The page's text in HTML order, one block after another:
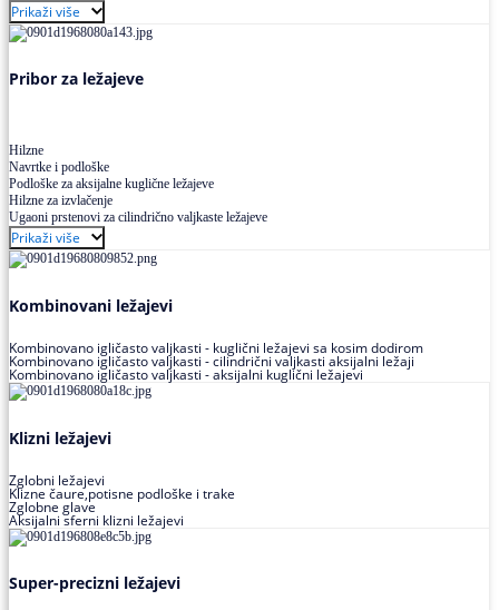
Prikaži više
Pribor za ležajeve
Hilzne
Navrtke i podloške
Podloške za aksijalne kuglične ležajeve
Hilzne za izvlačenje
Ugaoni prstenovi za cilindrično valjkaste ležajeve
Prikaži više
Kombinovani ležajevi
Kombinovano igličasto valjkasti - kuglični ležajevi sa kosim dodirom
Kombinovano igličasto valjkasti - cilindrični valjkasti aksijalni ležaji
Kombinovano igličasto valjkasti - aksijalni kuglični ležajevi
Klizni ležajevi
Zglobni ležajevi
Klizne čaure,potisne podloške i trake
Zglobne glave
Aksijalni sferni klizni ležajevi
Super-precizni ležajevi